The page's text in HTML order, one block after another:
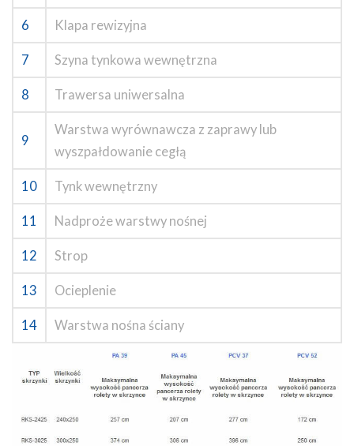
6 Klapa rewizyjna
7 Szyna tynkowa wewnętrzna
8 Trawersa uniwersalna
9
Warstwa wyrównawcza z zaprawy lub
wyszpałdowanie cegłą
10 Tynk wewnętrzny
11 Nadproże warstwy nośnej
12 Strop
13 Ocieplenie
14 Warstwa nośna ściany